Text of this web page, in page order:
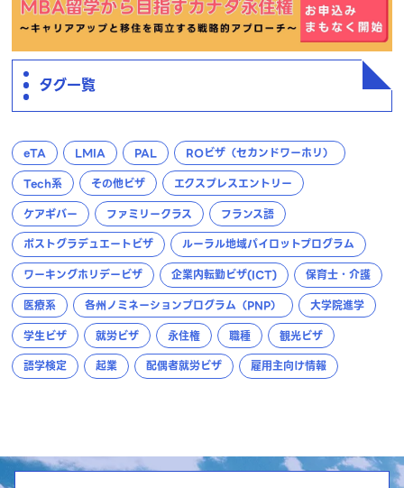
タグ一覧
eTA LMIA PAL
ROビザ（セカンドワーホリ）
Tech系
その他ビザ
エクスプレスエントリー
ケアギバー
ファミリークラス
フランス語
ポストグラデュエートビザ
ルーラル地域パイロットプログラム
ワーキングホリデービザ
企業内転勤ビザ(ICT)
保育士・介護
医療系
各州ノミネーションプログラム（PNP）
大学院進学
学生ビザ
就労ビザ 永住権 職種
観光ビザ
語学検定
起業 配偶者就労ビザ 雇用主向け情報